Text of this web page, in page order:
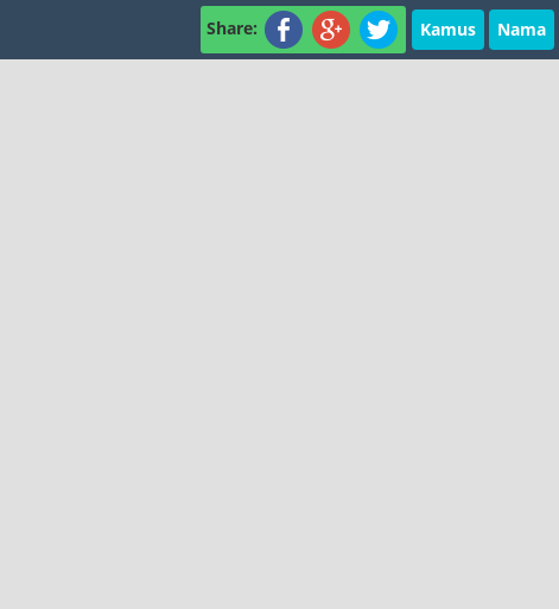
Share: Kamus Nama